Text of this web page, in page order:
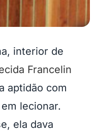
interior de
Francelin
aptidão com
lecionar.
ela dava